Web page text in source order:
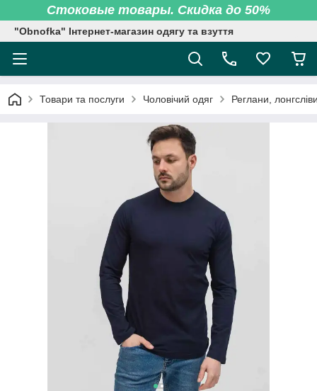
Стоковые товары. Скидка до 50%
"Obnofka" Інтернет-магазин одягу та взуття
Товари та послуги Чоловічий одяг Реглани,